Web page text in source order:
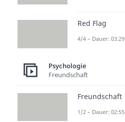
Red Flag
4/4 – Dauer: 03:29
Psychologie
Freundschaft
Freundschaft
1/2 – Dauer: 02:55